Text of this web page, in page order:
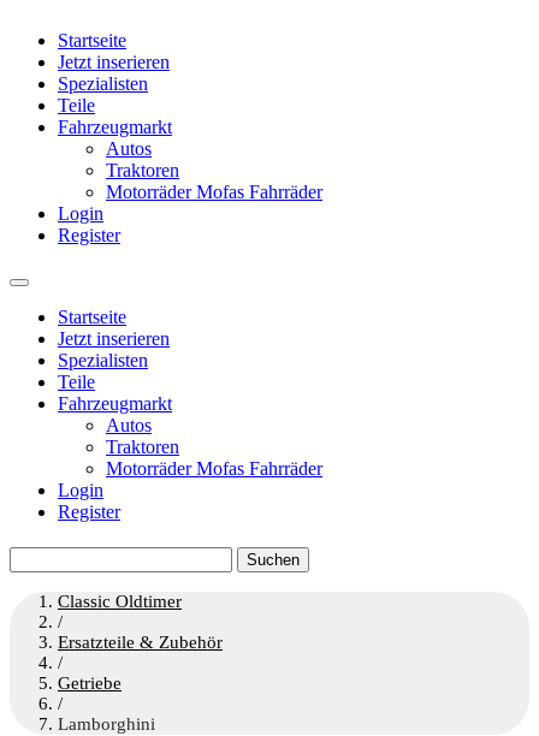
Startseite
Jetzt inserieren
Spezialisten
Teile
Fahrzeugmarkt
Autos
Traktoren
Motorräder Mofas Fahrräder
Login
Register
Startseite
Jetzt inserieren
Spezialisten
Teile
Fahrzeugmarkt
Autos
Traktoren
Motorräder Mofas Fahrräder
Login
Register
nach:
Classic Oldtimer
/
Ersatzteile & Zubehör
/
Getriebe
/
Lamborghini